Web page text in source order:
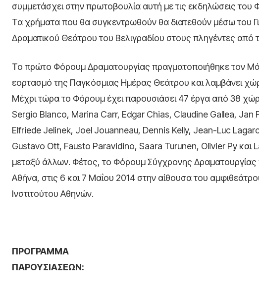
συμμετάσχει στην πρωτοβουλία αυτή με τις εκδηλώσεις
Τα χρήματα που θα συγκεντρωθούν θα διατεθούν μέσω του
Δραματικού Θεάτρου του Βελιγραδίου στους πληγέντες από
Το πρώτο Φόρουμ Δραματουργίας πραγματοποιήθηκε τον
εορτασμό της Παγκόσμιας Ημέρας Θεάτρου και λαμβάνει
Μέχρι τώρα το Φόρουμ έχει παρουσιάσει 47 έργα από 38
Sergio Blanco, Marina Carr, Edgar Chias, Claudine Gallea, Jan
Elfriede Jelinek, Joel Jouanneau, Dennis Kelly, Jean-Luc
Gustavo Ott, Fausto Paravidino, Saara Turunen, Olivier Py και
μεταξύ άλλων. Φέτος, το Φόρουμ Σύγχρονης Δραματουργίας
Αθήνα, στις 6 και 7 Μαΐου 2014 στην αίθουσα του
Ινστιτούτου Αθηνών.
ΠΡΟΓΡΑΜΜΑ
ΠΑΡΟΥΣΙΑΣΕΩΝ: